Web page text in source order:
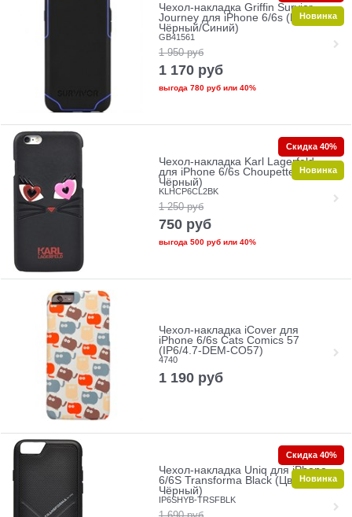
Чехол-накладка Griffin Survior
Journey для iPhone 6/6s (Цвет:
Чёрный/Синий)
GB41561
1 950 руб
1 170 руб
выгода 780 рубили 40%
Новинка
Чехол-накладка Karl Lagerfeld
для iPhone 6/6s Choupette, (Цвет:
Чёрный)
KLHCP6CL2BK
1 250 руб
750 руб
выгода 500 рубили 40%
Скидка 40%
Новинка
Чехол-накладка iCover для
iPhone 6/6s Cats Comics 57
(IP6/4.7-DEM-CO57)
4740
1 190 руб
Чехол-накладка Uniq для iPhone
6/6S Transforma Black (Цвет:
Чёрный)
IP6SHYB-TRSFBLK
Скидка 40%
Новинка